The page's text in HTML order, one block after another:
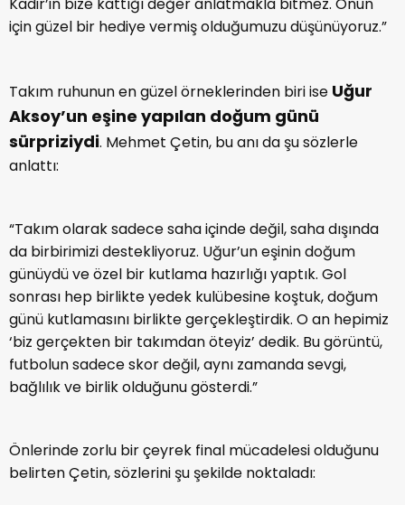
Kadir’in bize kattığı değer anlatmakla bitmez. Onun
için güzel bir hediye vermiş olduğumuzu düşünüyoruz.”
Takım ruhunun en güzel örneklerinden biri ise Uğur
Aksoy’un eşine yapılan doğum günü
sürpriziydi. Mehmet Çetin, bu anı da şu sözlerle
anlattı:
“Takım olarak sadece saha içinde değil, saha dışında
da birbirimizi destekliyoruz. Uğur’un eşinin doğum
günüydü ve özel bir kutlama hazırlığı yaptık. Gol
sonrası hep birlikte yedek kulübesine koştuk, doğum
günü kutlamasını birlikte gerçekleştirdik. O an hepimiz
‘biz gerçekten bir takımdan öteyiz’ dedik. Bu görüntü,
futbolun sadece skor değil, aynı zamanda sevgi,
bağlılık ve birlik olduğunu gösterdi.”
Önlerinde zorlu bir çeyrek final mücadelesi olduğunu
belirten Çetin, sözlerini şu şekilde noktaladı: